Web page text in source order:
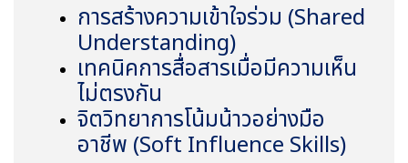
การสร้างความเข้าใจร่วม (Shared
Understanding)
เทคนิคการสื่อสารเมื่อมีความเห็น
ไม่ตรงกัน
จิตวิทยาการโน้มน้าวอย่างมือ
อาชีพ (Soft Influence Skills)